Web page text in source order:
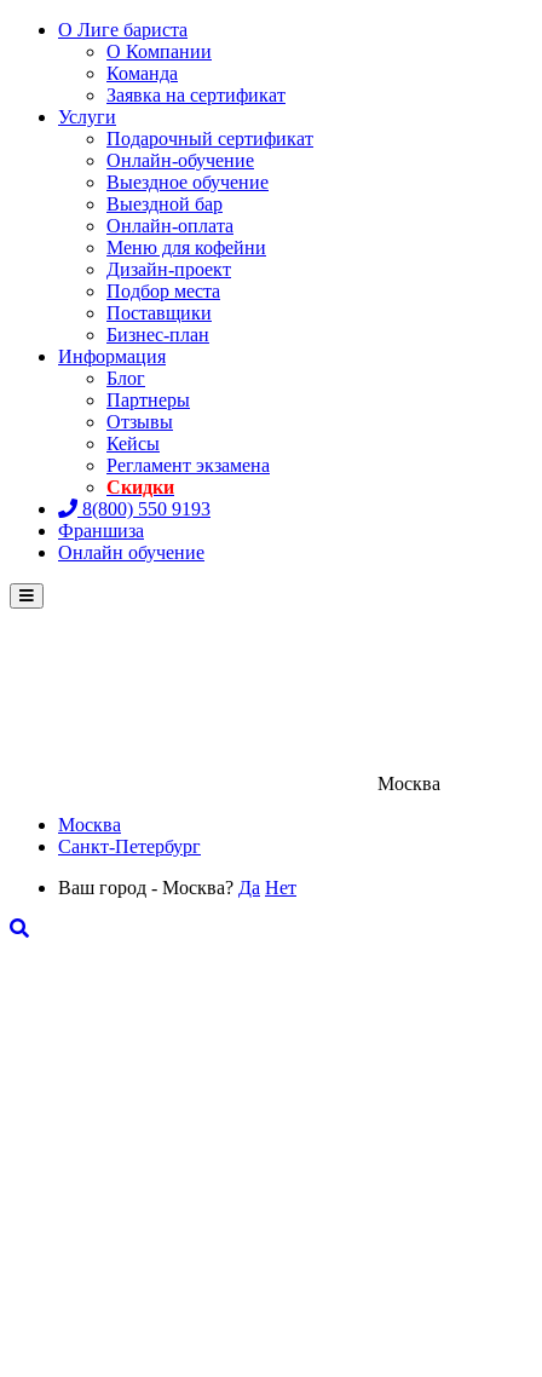
О Лиге бариста
О Компании
Команда
Заявка на сертификат
Услуги
Подарочный сертификат
Онлайн-обучение
Выездное обучение
Выездной бар
Онлайн-оплата
Меню для кофейни
Дизайн-проект
Подбор места
Поставщики
Бизнес-план
Информация
Блог
Партнеры
Отзывы
Кейсы
Регламент экзамена
Скидки
8(800) 550 9193
Франшиза
Онлайн обучение
Menu
Москва
Москва
Санкт-Петербург
Ваш город - Москва? Да Нет